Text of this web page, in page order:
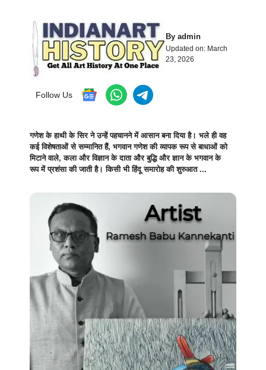
Byadmin
Updated on: March
23, 2026
Follow Us
गणेश के हाथी के सिर ने उन्हें पहचानने में आसान बना दिया है। भले ही वह
कई विशेषताओं से सम्मानित हैं, भगवान गणेश की व्यापक रूप से बाधाओं को
मिटाने वाले, कला और विज्ञान के दाता और बुद्धि और ज्ञान के भगवान के
रूप में प्रशंसा की जाती है। किसी भी हिंदू समारोह की शुरुआत ...